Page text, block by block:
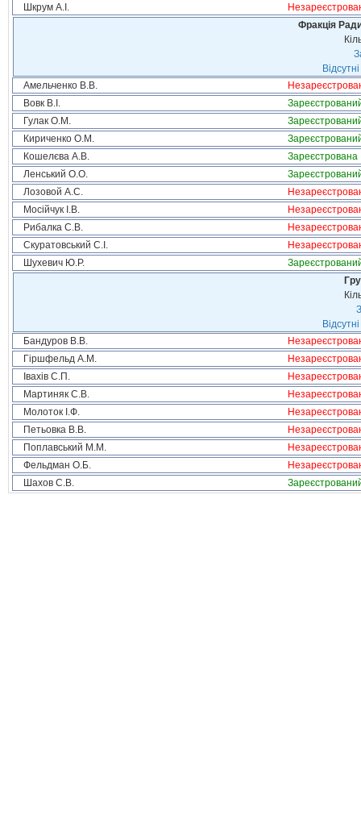
Шкрум А.І.
Фракція
Амельченко В.В.
Вовк В.І.
Гулак О.М.
Кириченко О.М.
Кошелєва А.В.
Зареєстрована
Ленський О.О.
Лозовой А.С.
Мосійчук І.В.
Рибалка С.В.
Скуратовський С.І.
Шухевич Ю.Р.
Бандуров В.В.
Гіршфельд А.М.
Івахів С.П.
Мартиняк С.В.
Молоток І.Ф.
Петьовка В.В.
Поплавський М.М.
Фельдман О.Б.
Шахов С.В.